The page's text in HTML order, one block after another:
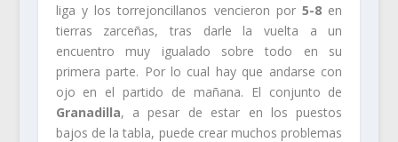
liga y los torrejoncillanos vencieron por5-8 en
tierras zarceñas, tras darle la vuelta a un
encuentro muy igualado sobre todo en su
primera parte. Por lo cual hay que andarse con
ojo en el partido de mañana. El conjunto de
Granadilla, a pesar de estar en los puestos
bajos de la tabla, puede crear muchos problemas